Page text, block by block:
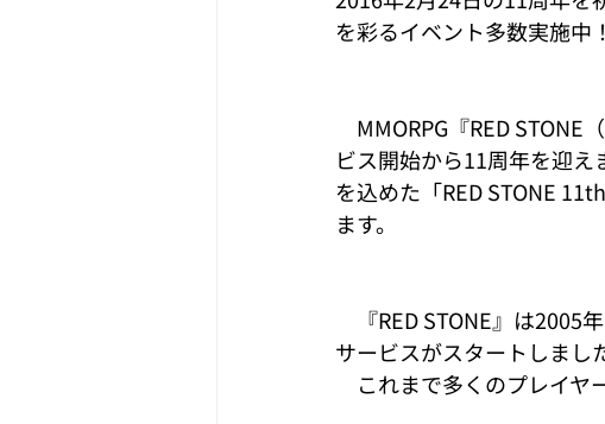
を彩るイベント多数実施中
MMORPG『RED STONE
ビス開始から11周年を迎
を込めた「RED STONE
ます。
『RED STONE』は2005
サービスがスタートしまし
これまで多くのプレイヤ